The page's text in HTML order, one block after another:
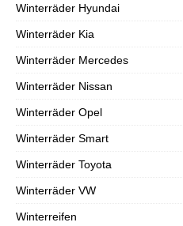
Winterräder Hyundai
Winterräder Kia
Winterräder Mercedes
Winterräder Nissan
Winterräder Opel
Winterräder Smart
Winterräder Toyota
Winterräder VW
Winterreifen